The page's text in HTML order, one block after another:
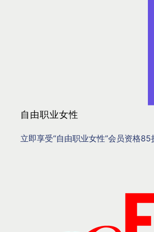
自由职业女性
立即享受“自由职业女性”会员资格85